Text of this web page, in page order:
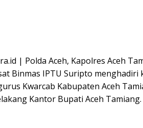
| Polda Aceh, Kapolres Aceh
Binmas IPTU Suripto menghadiri
Kwarcab Kabupaten Aceh
Kantor Bupati Aceh Tamiang.